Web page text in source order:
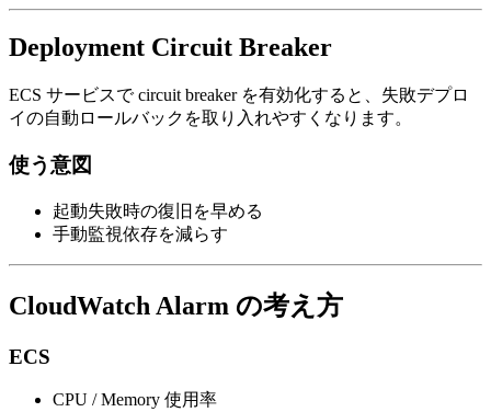
Deployment Circuit Breaker
ECS サービスで circuit breaker を有効化すると、失敗デプロ
イの自動ロールバックを取り入れやすくなります。
使う意図
起動失敗時の復旧を早める
手動監視依存を減らす
CloudWatch Alarm の考え方
ECS
CPU / Memory 使用率